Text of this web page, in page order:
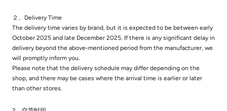
２、Delivery Time
The delivery time varies by brand, but it is expected to be between early
October 2025 and late December 2025. If there is any significant delay in
delivery beyond the above-mentioned period from the manufacturer, we
will promptly inform you.
Please note that the delivery schedule may differ depending on the
shop, and there may be cases where the arrival time is earlier or later
than other stores.